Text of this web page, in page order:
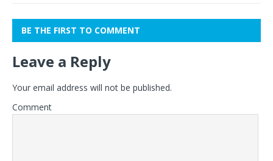
BE THE FIRST TO COMMENT
Leave a Reply
Your email address will not be published.
Comment